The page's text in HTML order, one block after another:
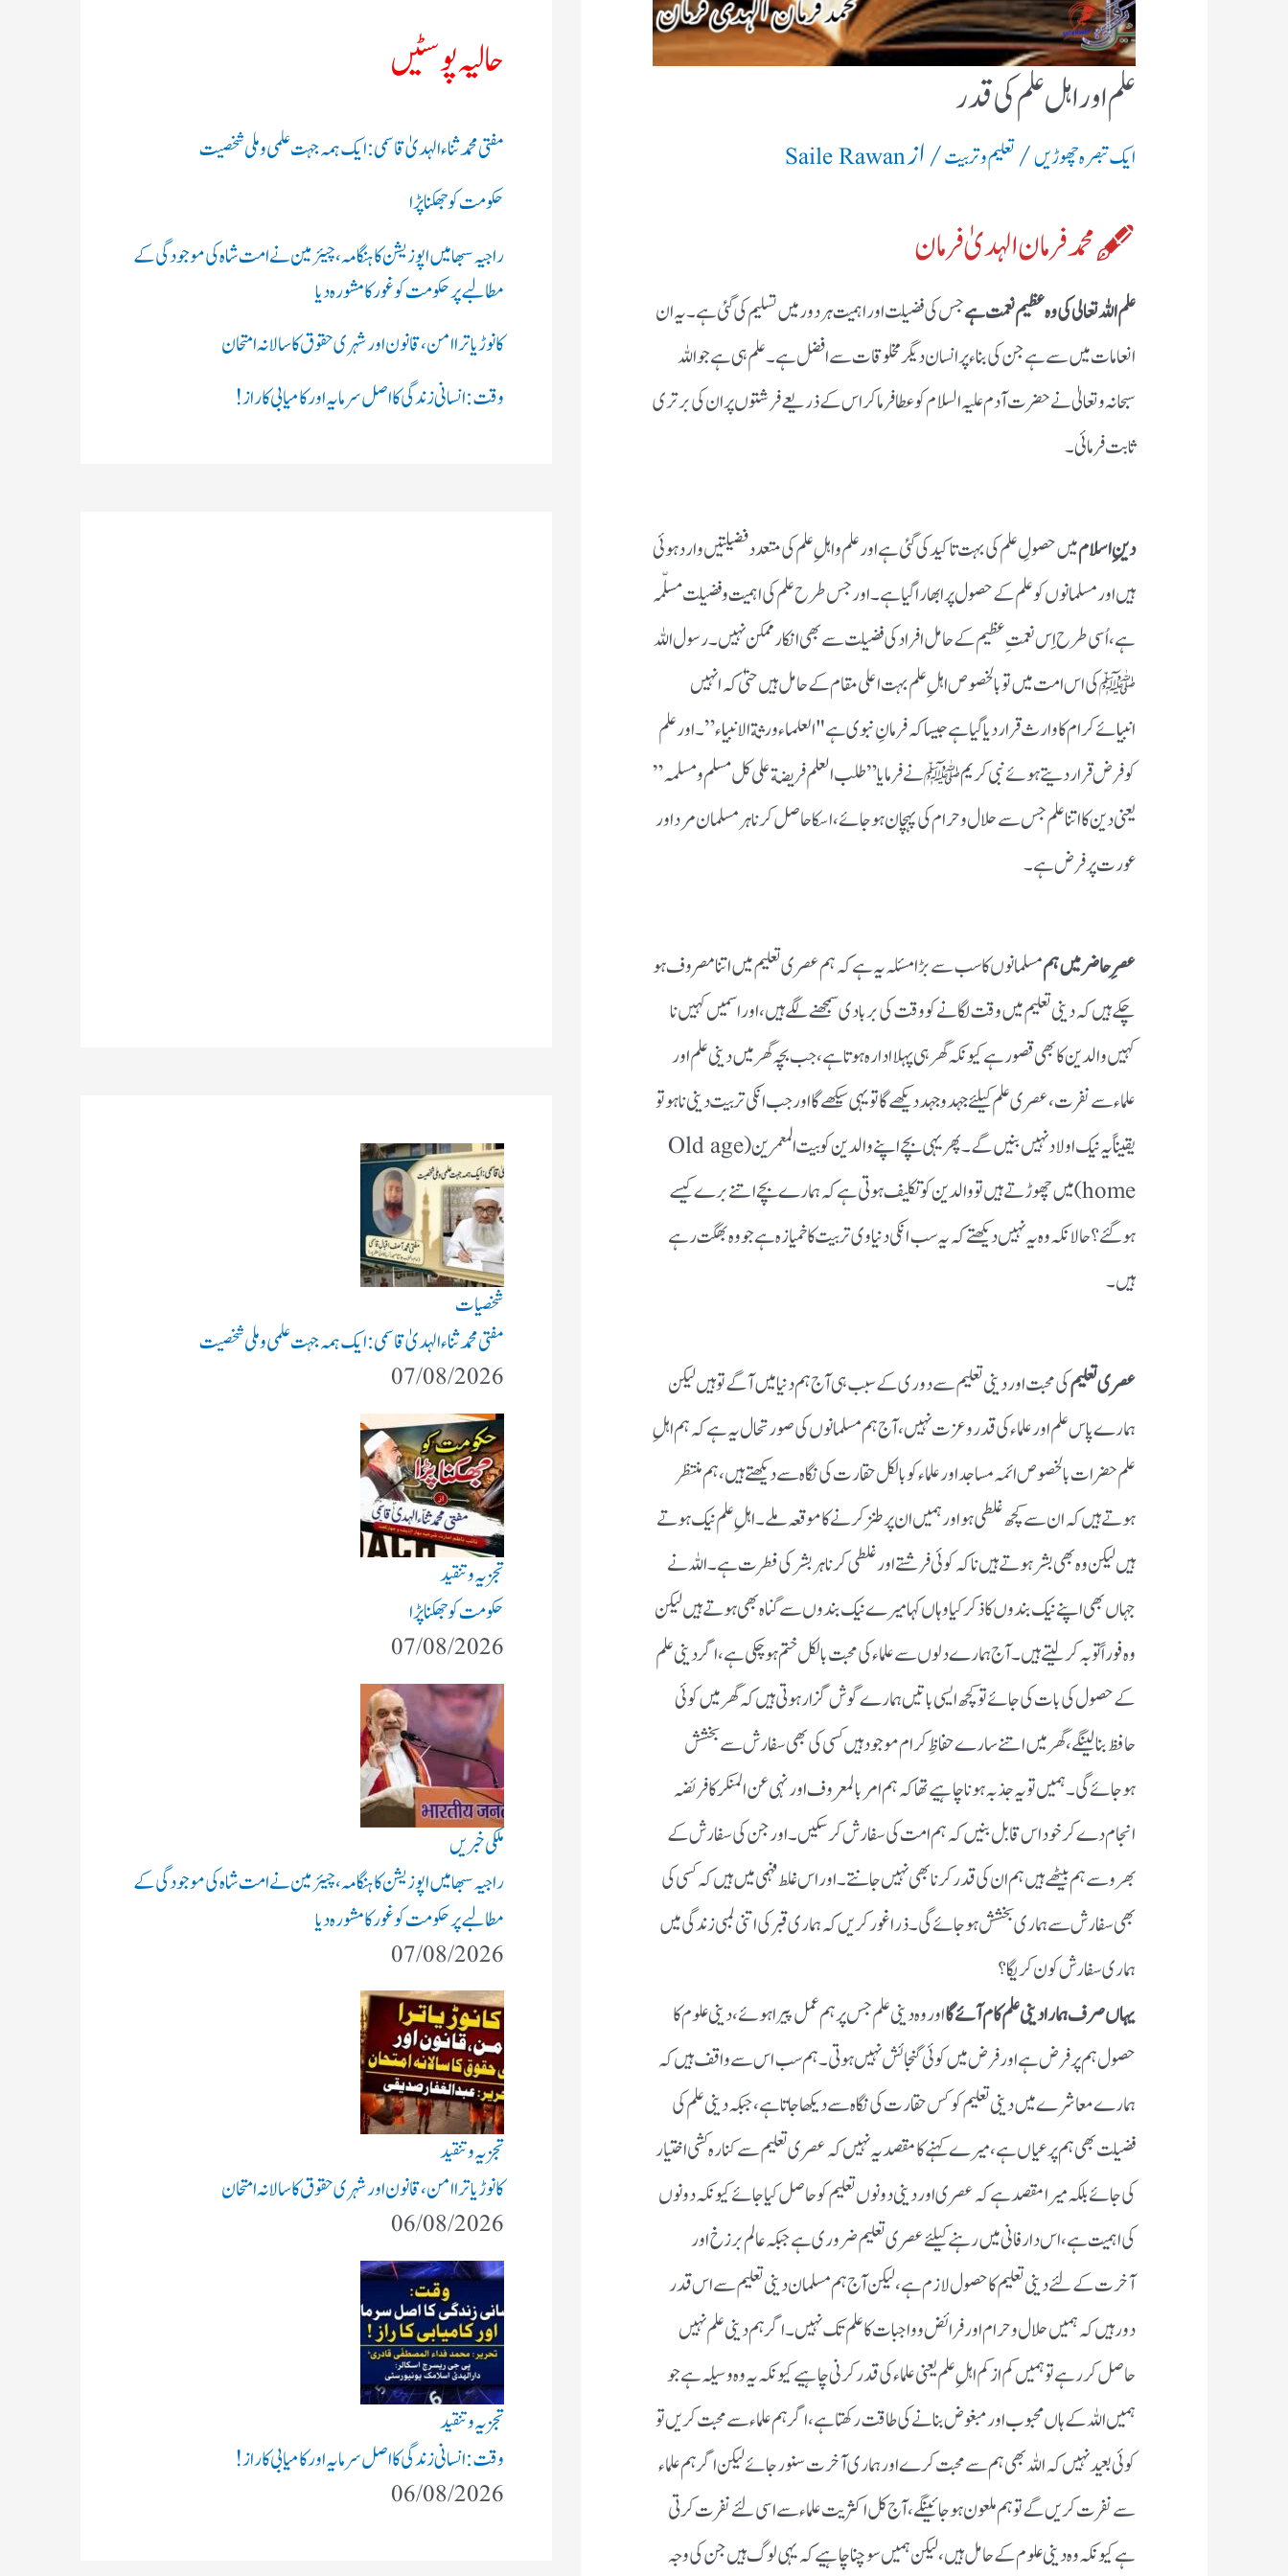
علم اور اہل علم کی قدر
ایک تبصرہ چھوڑیں/تعلیم و تربیت/ ازSaile Rawan
🖋️محمد فرمان الہدیٰ فرمان
علم اللہ تعالی کی وہ عظیم نعمت ہےجس کی فضیلت اور اہمیت ہر دور میں تسلیم کی گئی ہے ۔ یہ ان
انعامات میں سے ہے جن کی بناء پر انسان دیگر مخلوقات سے افضل ہے۔ علم ہی ہے جو اللہ
سبحانہ و تعالیٰ نے حضرت آدم علیہ السلام کو عطا فرما کر اس کے ذریعے فرشتوں پر ان کی برتری
ثابت فرمائی۔
دینِ اسلاممیں حصولِ علم کی بہت تاکید کی گئی ہے اور علم و اہلِ علم کی متعدد فضیلتیں وارد ہوئی
ہیں اور مسلمانوں کو علم کے حصول پر ابھارا گیا ہے۔ اور جس طرح علم کی اہمیت و فضیلت مسلّمہ
ہے، اُسی طرح اِس نعمتِ عظیم کے حامل افراد کی فضیلت سے بھی انکار ممکن نہیں۔ رسول اللہ
ﷺ کی اس امت میں تو بالخصوص اہلِ علم بہت اعلی مقام کے حامل ہیں حتیٰ کہ انہیں
انبیائے کرام کا وارث قرار دیا گیا ہے جیسا کہ فرمانِ نبوی ہے "العلماء ورثة الانبیاء” ۔ اور علم
کو فرض قرار دیتے ہوئے نبی کریم ﷺ نے فرمایا”طلب العلم فریضة علی کل مسلم و مسلمہ”
یعنی دین کا اتنا علم جس سے حلال و حرام کی پہچان ہوجائے، اسکا حاصل کرنا ہر مسلمان مرد اور
عورت پر فرض ہے۔
عصرِ حاضر میں ہممسلمانوں کا سب سے بڑا مسئلہ یہ ہے کہ ہم عصری تعلیم میں اتنا مصروف ہو
چکے ہیں کہ دینی تعلیم میں وقت لگانے کو وقت کی بربادی سمجھنے لگے ہیں، اور اسمیں کہیں نا
کہیں والدین کا بھی قصور ہے کیونکہ گھر ہی پہلا ادارہ ہوتا ہے ، جب بچہ گھر میں دینی علم اور
علماء سے نفرت، عصری علم کیلئے جہد وجہد دیکھے گا تو یہی سیکھے گا اور جب انکی تربیت دینی نا ہو تو
یقیناً یہ نیک اولاد نہیں بنیں گے۔ پھر یہی بچے اپنے والدین کو بیت المعمرین (Old age
home) میں چھوڑتے ہیں تو والدین کو تکلیف ہوتی ہے کہ ہمارے بچے اتنے برے کیسے
ہوگئے ؟ حالانکہ وہ یہ نہیں دیکھتے کہ یہ سب انکی دنیاوی تربیت کا خمیازہ ہے جو وہ بھگت رہے
ہیں ۔
عصری تعلیمکی محبت اور دینی تعلیم سے دوری کے سبب ہی آج ہم دنیا میں آگے تو ہیں لیکن
ہمارے پاس علم اور علماء کی قدر و عزت نہیں، آج ہم مسلمانوں کی صورتحال یہ ہے کہ ہم اہلِ
علم حضرات بالخصوص ائمہ مساجد اور علماء کو بالکل حقارت کی نگاہ سے دیکھتے ہیں، ہم منتظر
ہوتے ہیں کہ ان سے کچھ غلطی ہو اور ہمیں ان پر طنز کرنے کا موقعہ ملے۔ اہلِ علم نیک ہوتے
ہیں لیکن وہ بھی بشر ہوتے ہیں نا کہ کوئی فرشتے اور غلطی کرنا ہر بشر کی فطرت ہے۔ اللہ نے
جہاں بھی اپنے نیک بندوں کا ذکر کیا وہاں کہا میرے نیک بندوں سے گناہ بھی ہوتے ہیں لیکن
وہ فوراً توبہ کرلیتے ہیں۔ آج ہمارے دلوں سے علماء کی محبت بالکل ختم ہو چکی ہے، اگر دینی علم
کے حصول کی بات کی جائے تو کچھ ایسی باتیں ہمارے گوش گزار ہوتی ہیں کہ گھر میں کوئی
حافظ بنا لینگے، گھر میں اتنے سارے حفاظِ کرام موجود ہیں کسی کی بھی سفارش سے بخشش
ہوجائے گی۔ ہمیں تو یہ جذبہ ہونا چاہیے تھا کہ ہم امر بالمعروف اور نہی عن المنکر کا فریضہ
انجام دے کر خود اس قابل بنیں کہ ہم امت کی سفارش کرسکیں ۔ اور جن کی سفارش کے
بھروسے ہم بیٹھے ہیں ہم ان کی قدر کرنا بھی نہیں جانتے۔ اور اس غلط فہمی میں ہیں کہ کسی کی
بھی سفارش سے ہماری بخشش ہو جائے گی۔ ذرا غور کریں کہ ہماری قبر کی اتنی لمبی زندگی میں
ہماری سفارش کون کریگا ؟
یہاں صرف ہمارا دینی علم کام آئے گااور وہ دینی علم جس پر ہم عمل پیرا ہوئے، دینی علوم کا
حصول ہم پر فرض ہے اور فرض میں کوئی گنجائش نہیں ہوتی۔ ہم سب اس سے واقف ہیں کہ
ہمارے معاشرے میں دینی تعلیم کو کس حقارت کی نگاہ سے دیکھا جاتا ہے، جبکہ دینی علم کی
فضیلت بھی ہم پر عیاں ہے، میرے کہنے کا مقصد یہ نہیں کہ عصری تعلیم سے کنارہ کشی اختیار
کی جائے بلکہ میرا مقصد ہے کہ عصری اور دینی دونوں تعلیم کو حاصل کیا جائے کیونکہ دونوں
کی اہمیت ہے، اس دار فانی میں رہنے کیلئے عصری تعلیم ضروری ہے جبکہ عالم برزخ اور
آخرت کے لئے دینی تعلیم کا حصول لازم ہے، لیکن آج ہم مسلمان دینی تعلیم سے اس قدر
دور ہیں کہ ہمیں حلال وحرام اور فرائض و واجبات کا علم تک نہیں۔ اگر ہم دینی علم نہیں
حاصل کررہے تو ہمیں کم از کم اہلِ علم یعنی علماء کی قدر کرنی چاہیے کیونکہ یہ وہ وسیلہ ہے جو
ہمیں اللہ کے ہاں محبوب اور مبغوض بنانے کی طاقت رکھتا ہے، اگر ہم علماء سے محبت کریں تو
کوئی بعید نہیں کہ اللہ بھی ہم سے محبت کرے اور ہماری آخرت سنور جائے لیکن اگر ہم علماء
سے نفرت کریں گے تو ہم ملعون ہوجائینگے، آج کل اکثریت علماء سے اسی لئے نفرت کرتی
ہے کیونکہ وہ دینی علوم کے حامل ہیں، لیکن ہمیں سوچنا چاہیے کہ یہی لوگ ہیں جن کی وجہ
حالیہ پوسٹیں
مفتی محمد ثناء الہدیٰ قاسمی: ایک ہمہ جہت علمی و ملی شخصیت
حکومت کو جھکنا پڑا
راجیہ سبھا میں اپوزیشن کا ہنگامہ، چیئرمین نے امت شاہ کی موجودگی کے
مطالبے پر حکومت کو غور کا مشورہ دیا
کانوڑ یاترا امن،قانون اور شہری حقوق کا سالانہ امتحان
وقت: انسانی زندگی کا اصل سرمایہ اور کامیابی کا راز !
شخصیات
مفتی محمد ثناء الہدیٰ قاسمی: ایک ہمہ جہت علمی و ملی شخصیت
07/08/2026
تجزیہ و تنقید
حکومت کو جھکنا پڑا
07/08/2026
ملکی خبریں
راجیہ سبھا میں اپوزیشن کا ہنگامہ، چیئرمین نے امت شاہ کی موجودگی کے
مطالبے پر حکومت کو غور کا مشورہ دیا
07/08/2026
تجزیہ و تنقید
کانوڑ یاترا امن،قانون اور شہری حقوق کا سالانہ امتحان
06/08/2026
تجزیہ و تنقید
وقت: انسانی زندگی کا اصل سرمایہ اور کامیابی کا راز !
06/08/2026